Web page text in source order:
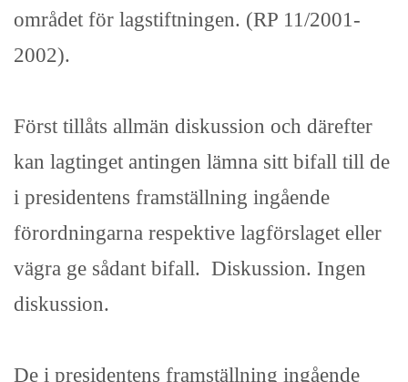
området för lagstiftningen. (RP 11/2001-
2002).
Först tillåts allmän diskussion och därefter
kan lagtinget antingen lämna sitt bifall till de
i presidentens framställning ingående
förordningarna respektive lagförslaget eller
vägra ge sådant bifall. Diskussion. Ingen
diskussion.
De i presidentens framställning ingående